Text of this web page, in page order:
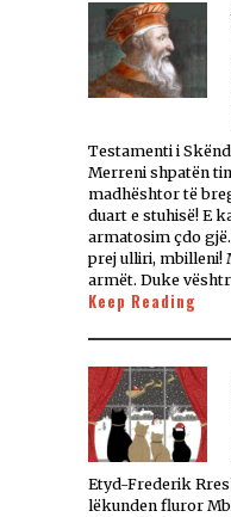
Testamenti i
Merreni shpatën
madhështor të
duart e stuhisë! E
armatosim çdo
prej ulliri, mbilleni!
armët. Duke
Keep Reading
Etyd-Frederik
lëkunden fluror